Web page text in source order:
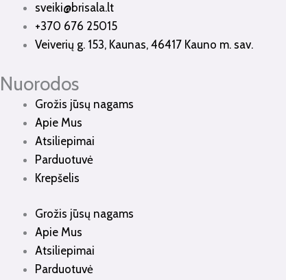
sveiki@brisala.lt
+370 676 25015
Veiverių g. 153, Kaunas, 46417 Kauno m. sav.
Nuorodos
Grožis jūsų nagams
Apie Mus
Atsiliepimai
Parduotuvė
Krepšelis
Grožis jūsų nagams
Apie Mus
Atsiliepimai
Parduotuvė